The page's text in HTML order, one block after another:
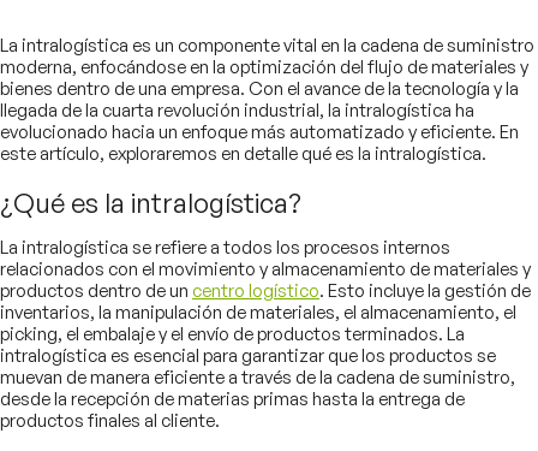
La intralogística es un componente vital en la cadena de suministro
moderna, enfocándose en la optimización del flujo de materiales y
bienes dentro de una empresa. Con el avance de la tecnología y la
llegada de la cuarta revolución industrial, la intralogística ha
evolucionado hacia un enfoque más automatizado y eficiente. En
este artículo, exploraremos en detalle qué es la intralogística.
¿Qué es la intralogística?
La intralogística se refiere a todos los procesos internos
relacionados con el movimiento y almacenamiento de materiales y
productos dentro de un centro logístico. Esto incluye la gestión de
inventarios, la manipulación de materiales, el almacenamiento, el
picking, el embalaje y el envío de productos terminados. La
intralogística es esencial para garantizar que los productos se
muevan de manera eficiente a través de la cadena de suministro,
desde la recepción de materias primas hasta la entrega de
productos finales al cliente.